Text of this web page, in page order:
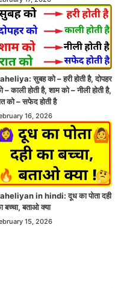
सुबह को – हरी होती है, दोपहर
– काली होती है, शाम को – नीली होती है,
को – सफेद होती है
16, 2026
in hindi: दूध का पोता दही
बच्चा, बताओ क्या
15, 2026